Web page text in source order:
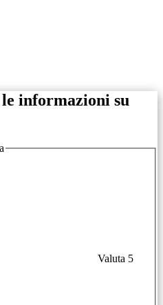
informazioni su
Valuta 5